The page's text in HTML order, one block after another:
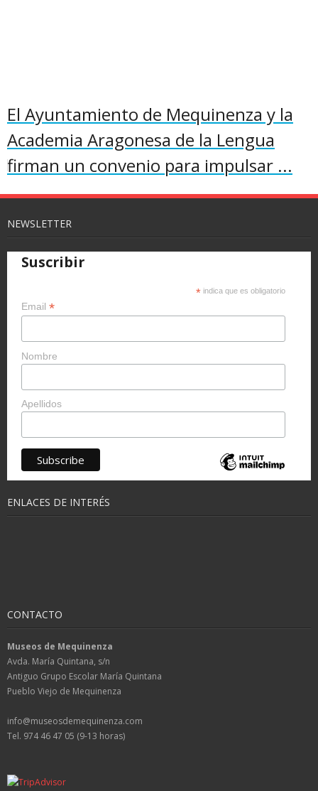
El Ayuntamiento de Mequinenza y la
Academia Aragonesa de la Lengua
firman un convenio para impulsar ...
NEWSLETTER
Suscribir
* indica que es obligatorio
Email *
Nombre
Apellidos
ENLACES DE INTERÉS
CONTACTO
Museos de Mequinenza
Avda. María Quintana, s/n
Antiguo Grupo Escolar María Quintana
Pueblo Viejo de Mequinenza
info@museosdemequinenza.com
Tel. 974 46 47 05 (9-13 horas)